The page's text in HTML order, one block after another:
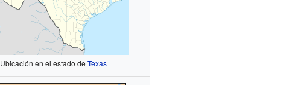
Ubicación en el estado de Texas